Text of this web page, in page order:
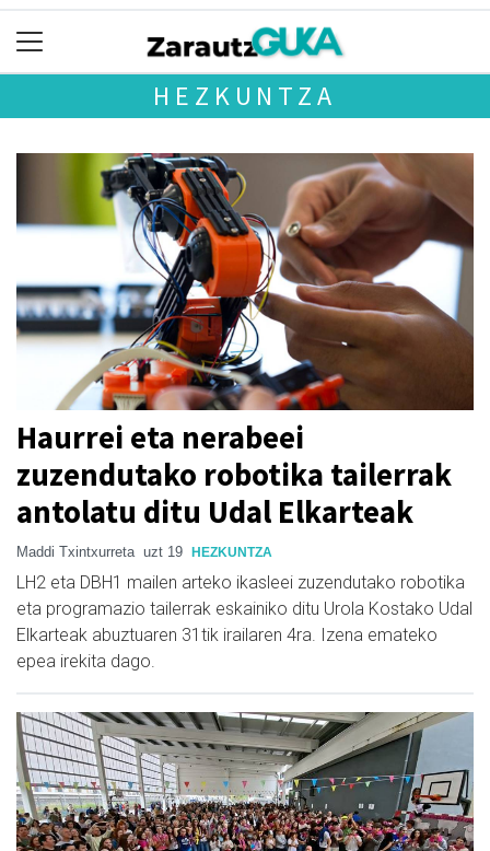
HEZKUNTZA
Haurrei eta nerabeei
zuzendutako robotika tailerrak
antolatu ditu Udal Elkarteak
Maddi Txintxurreta uzt 19 HEZKUNTZA
LH2 eta DBH1 mailen arteko ikasleei zuzendutako robotika
eta programazio tailerrak eskainiko ditu Urola Kostako Udal
Elkarteak abuztuaren 31tik irailaren 4ra. Izena emateko
epea irekita dago.